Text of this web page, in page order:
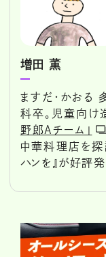
増田 薫
ますだ・かおる
科卒。児童向け
野郎Aチーム」
中華料理店を探
ハンを』が好評発